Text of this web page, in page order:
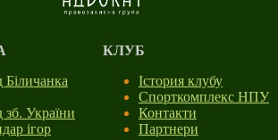
Біличанка
зб. України
ігор
КЛУБ
Істория клубу
Спорткомплекс НПУ
Контакти
Партнери